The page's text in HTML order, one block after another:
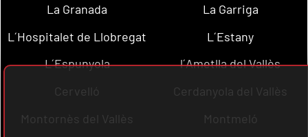
La Granada
La Garriga
L´Hospitalet de Llobregat
L´Estany
L´Espunyola
l´Ametlla del Vallès
Cervelló
Cerdanyola del Vallès
Montornès del Vallès
Montmeló